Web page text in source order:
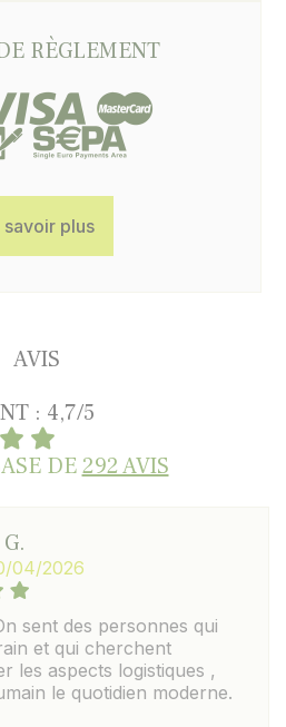
RÈGLEMENT
savoir plus
AVIS
: 4,7/5
DE292 AVIS
04/2026
sent des personnes qui
et qui cherchent
les aspects logistiques ,
le quotidien moderne.